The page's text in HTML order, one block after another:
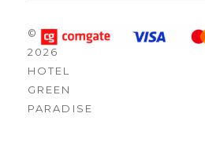
©
2026
HOTEL
GREEN
PARADISE